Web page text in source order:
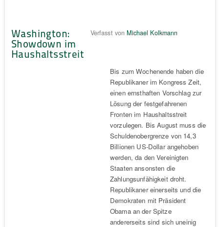
Washington:
Showdown im
Haushaltsstreit
Verfasst von Michael Kolkmann
Bis zum Wochenende haben die
Republikaner im Kongress Zeit,
einen ernsthaften Vorschlag zur
Lösung der festgefahrenen
Fronten im Haushaltsstreit
vorzulegen. Bis August muss die
Schuldenobergrenze von 14,3
Billionen US-Dollar angehoben
werden, da den Vereinigten
Staaten ansonsten die
Zahlungsunfähigkeit droht.
Republikaner einerseits und die
Demokraten mit Präsident
Obama an der Spitze
andererseits sind sich uneinig